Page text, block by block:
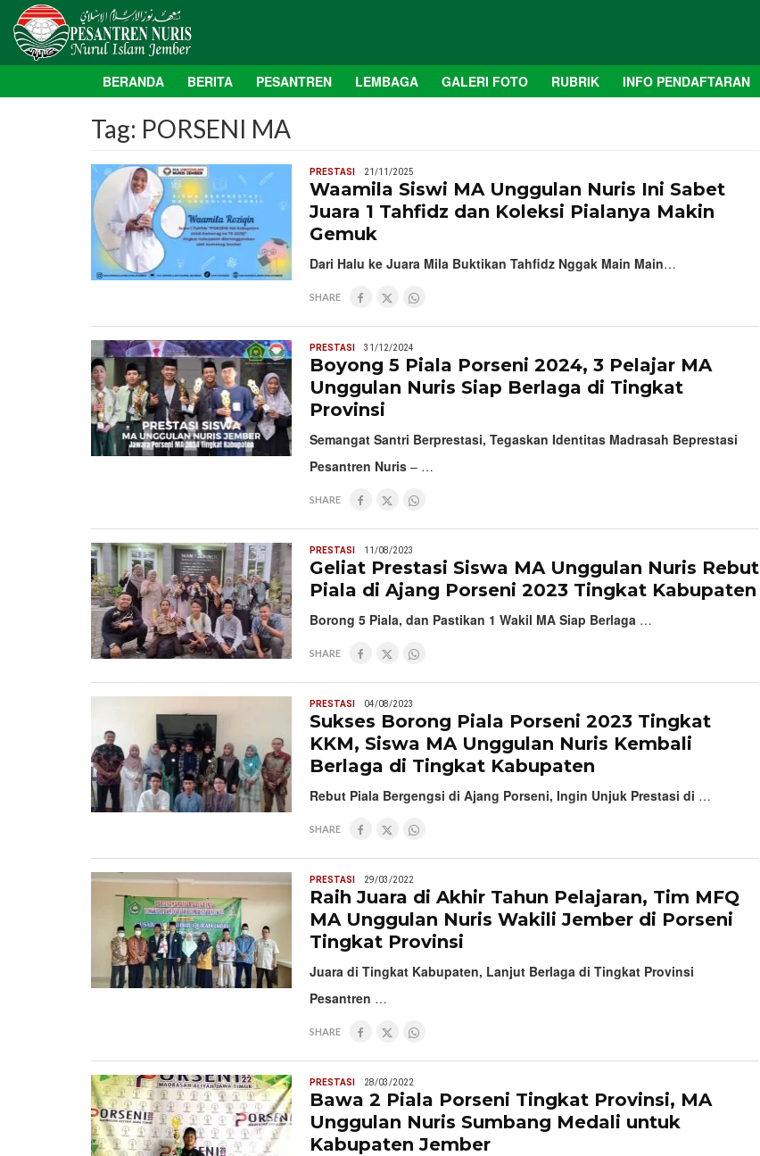
BERANDA BERITA PESANTREN LEMBAGA GALERI FOTO RUBRIK INFO PENDAFTARAN
Tag: PORSENI MA
PRESTASI 21/11/2025
Waamila Siswi MA Unggulan Nuris Ini Sabet
Juara 1 Tahfidz dan Koleksi Pialanya Makin
Gemuk
Dari Halu ke Juara Mila Buktikan Tahfidz Nggak Main Main…
SHARE
PRESTASI 31/12/2024
Boyong 5 Piala Porseni 2024, 3 Pelajar MA
Unggulan Nuris Siap Berlaga di Tingkat
Provinsi
Semangat Santri Berprestasi, Tegaskan Identitas Madrasah Beprestasi
Pesantren Nuris– …
SHARE
PRESTASI 11/08/2023
Geliat Prestasi Siswa MA Unggulan Nuris Rebut
Piala di Ajang Porseni 2023 Tingkat Kabupaten
Borong 5 Piala, dan Pastikan 1 Wakil MA Siap Berlaga …
SHARE
PRESTASI 04/08/2023
Sukses Borong Piala Porseni 2023 Tingkat
KKM, Siswa MA Unggulan Nuris Kembali
Berlaga di Tingkat Kabupaten
Rebut Piala Bergengsi di Ajang Porseni, Ingin Unjuk Prestasi di …
SHARE
PRESTASI 29/03/2022
Raih Juara di Akhir Tahun Pelajaran, Tim MFQ
MA Unggulan Nuris Wakili Jember di Porseni
Tingkat Provinsi
Juara di Tingkat Kabupaten, Lanjut Berlaga di Tingkat Provinsi
Pesantren …
SHARE
PRESTASI 28/03/2022
Bawa 2 Piala Porseni Tingkat Provinsi, MA
Unggulan Nuris Sumbang Medali untuk
Kabupaten Jember